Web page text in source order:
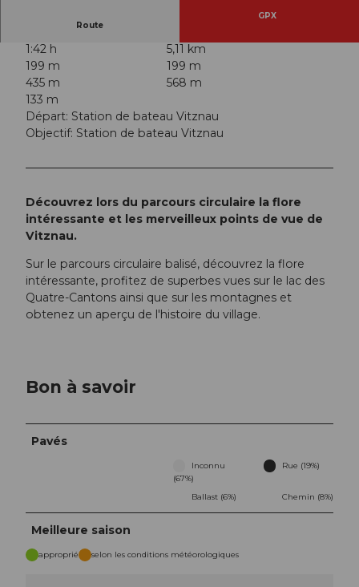
Route
GPX
1:42 h
5,11 km
199 m
199 m
435 m
568 m
133 m
Départ: Station de bateau Vitznau
Objectif: Station de bateau Vitznau
Découvrez lors du parcours circulaire la flore
intéressante et les merveilleux points de vue de
Vitznau.
Sur le parcours circulaire balisé, découvrez la flore
intéressante, profitez de superbes vues sur le lac des
Quatre-Cantons ainsi que sur les montagnes et
obtenez un aperçu de l'histoire du village.
Bon à savoir
Pavés
Inconnu
(67%)
Rue (19%)
Ballast (6%) Chemin (8%)
Meilleure saison
approprié selon les conditions météorologiques